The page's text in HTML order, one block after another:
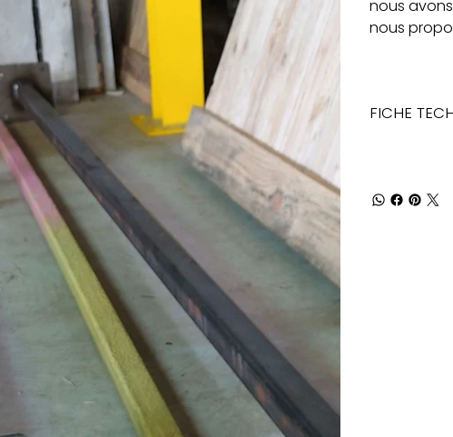
nous
nous
FICHE